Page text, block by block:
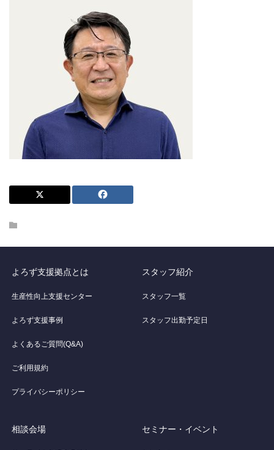
よろず支援拠点とは
生産性向上支援センター
よろず支援事例
よくあるご質問(Q&A)
ご利用規約
プライバシーポリシー
スタッフ紹介
スタッフ一覧
スタッフ出勤予定日
相談会場 セミナー・イベント